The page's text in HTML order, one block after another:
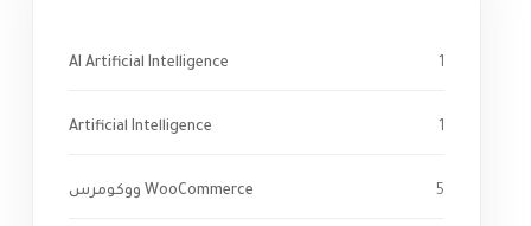
AI Artificial Intelligence 1
Artificial Intelligence 1
WooCommerce ووكومرس 5